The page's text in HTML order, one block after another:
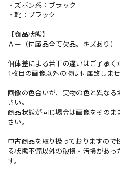
・ズボン系：ブラック
・靴：ブラック
【商品状態】
Ａ－（付属品全て欠品。キズあり）
個体差による若干の違いはご了承く
1枚目の画像以外の物は付属致しま
画像の色合いが、実物の色と異な
さい。
商品状態が同じ場合は画像をその
さい。
中古商品を取り扱っておりますの
る状態不備以外の破損・汚損があっ
す。